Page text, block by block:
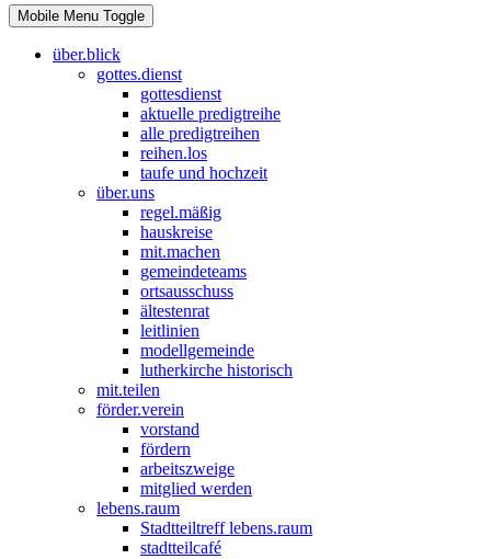
Mobile Menu Toggle
über.blick
gottes.dienst
gottesdienst
aktuelle predigtreihe
alle predigtreihen
reihen.los
taufe und hochzeit
über.uns
regel.mäßig
hauskreise
mit.machen
gemeindeteams
ortsausschuss
ältestenrat
leitlinien
modellgemeinde
lutherkirche historisch
mit.teilen
förder.verein
vorstand
fördern
arbeitszweige
mitglied werden
lebens.raum
Stadtteiltreff lebens.raum
stadtteilcafé